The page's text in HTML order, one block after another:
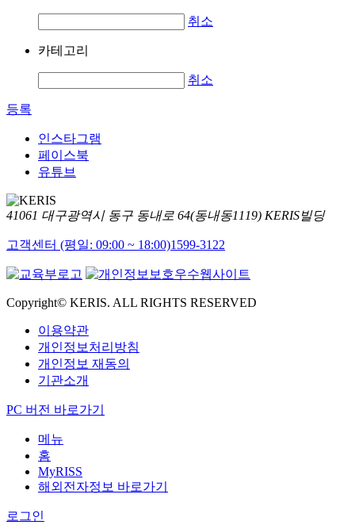
취소
카테고리
취소
등록
인스타그램
페이스북
유튜브
41061 대구광역시 동구 동내로 64(동내동1119) KERIS빌딩
고객센터 (평일: 09:00 ~ 18:00)1599-3122
Copyright© KERIS. ALL RIGHTS RESERVED
이용약관
개인정보처리방침
개인정보 재동의
기관소개
PC 버전 바로가기
메뉴
홈
MyRISS
해외전자정보 바로가기
로그인